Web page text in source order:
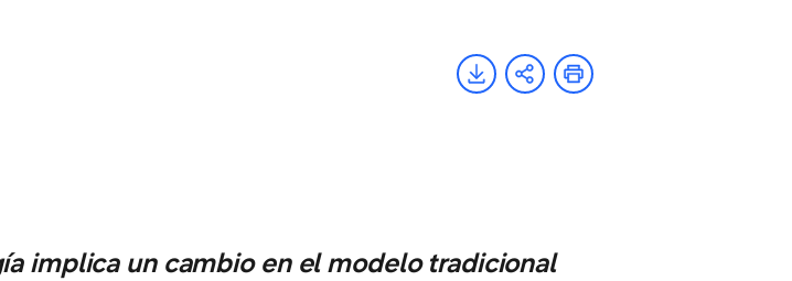
implica un cambio en el modelo tradicional